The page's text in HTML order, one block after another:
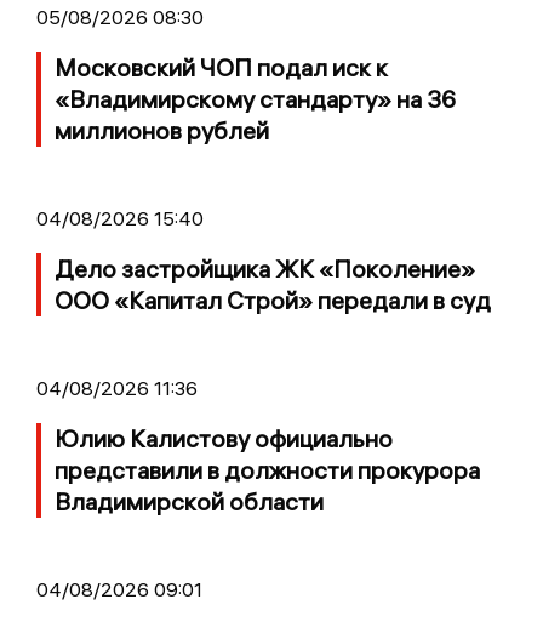
05/08/2026 08:30
Московский ЧОП подал иск к
«Владимирскому стандарту» на 36
миллионов рублей
04/08/2026 15:40
Дело застройщика ЖК «Поколение»
ООО «Капитал Строй» передали в суд
04/08/2026 11:36
Юлию Калистову официально
представили в должности прокурора
Владимирской области
04/08/2026 09:01